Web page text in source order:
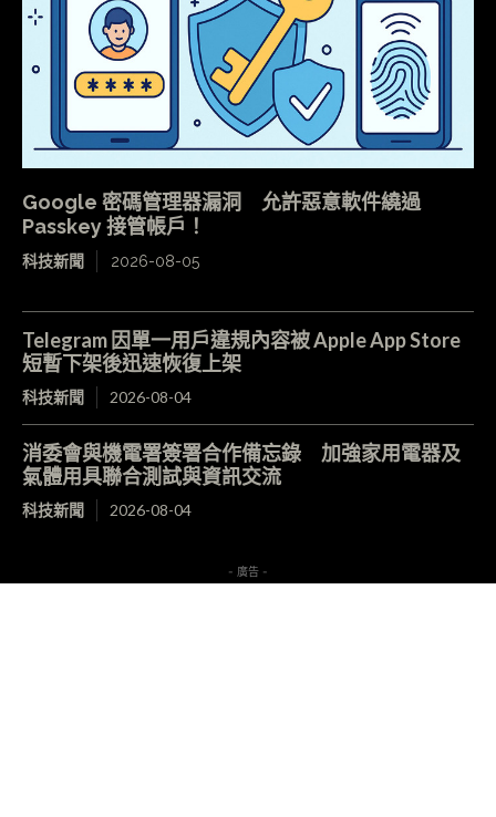
Google 密碼管理器漏洞 允許惡意軟件繞過
Passkey 接管帳戶！
科技新聞 2026-08-05
Telegram 因單一用戶違規內容被 Apple App Store
短暫下架後迅速恢復上架
科技新聞 2026-08-04
消委會與機電署簽署合作備忘錄 加強家用電器及
氣體用具聯合測試與資訊交流
科技新聞 2026-08-04
- 廣告 -